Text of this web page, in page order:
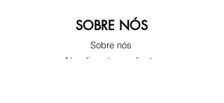
SOBRE NÓS
Sobre nós
Atendimento ao cliente